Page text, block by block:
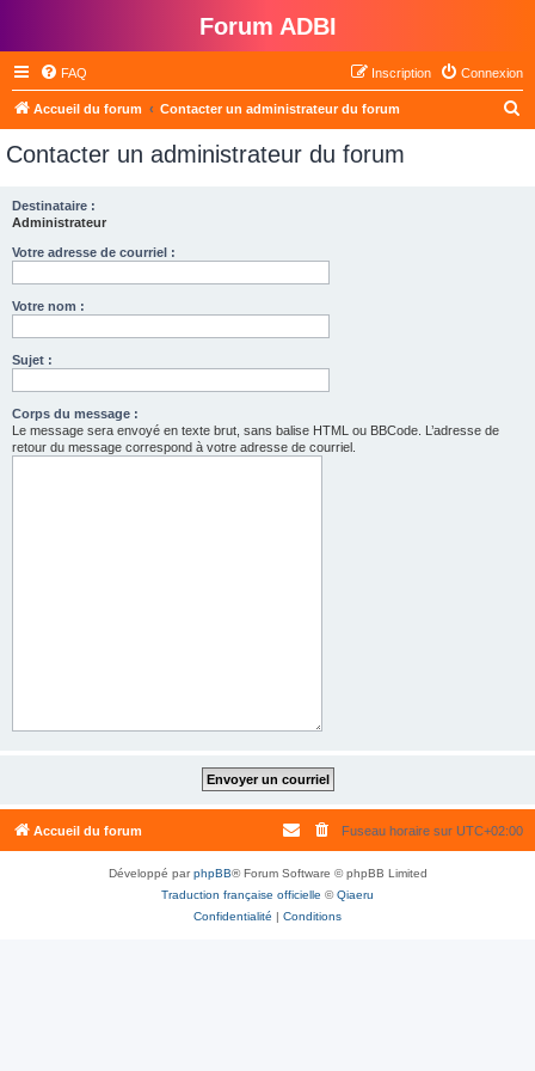
Forum ADBI
FAQ Connexion
Inscription
Accueil du forum Contacter un administrateur du forum
Contacter un administrateur du forum
Destinataire :
Administrateur
Votre adresse de courriel :
Votre nom :
Sujet :
Corps du message :
Le message sera envoyé en texte brut, sans balise HTML ou BBCode. L’adresse de
retour du message correspond à votre adresse de courriel.
Accueil du forum Fuseau horaire sur UTC+02:00
Développé parphpBB® Forum Software © phpBB Limited
Traduction française officielle ©Qiaeru
Confidentialité | Conditions